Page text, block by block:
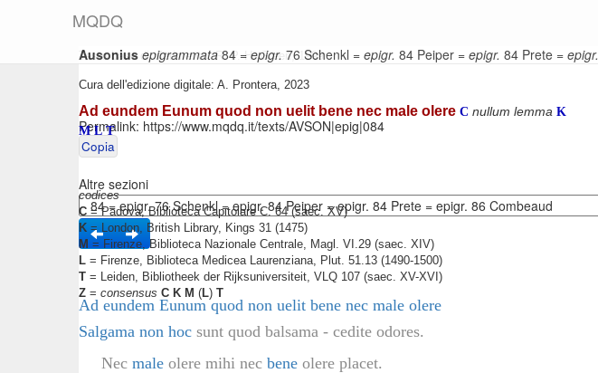
MQDQ
Ausonius epigrammata 84 = epigr. 76 Schenkl = epigr. 84 Peiper = epigr. 84 Prete = epigr.
Testo base di riferimento: R. P. H. Green, 1999
Cura dell'edizione digitale: A. Prontera, 2023
Permalink: https://www.mqdq.it/texts/AVSON|epig|084
Copia
Altre sezioni
Ad eundem Eunum quod non uelit bene nec male olere
Salgama non hoc sunt quod balsama - cedite odores.
Nec male olere mihi nec bene olere placet.
Ad eundem Eunum quod non uelit bene nec male olere C nullum lemma K
M L T
codices
C = Padova, Biblioteca Capitolare C. 64 (saec. XV)
K = London, British Library, Kings 31 (1475)
M = Firenze, Biblioteca Nazionale Centrale, Magl. VI.29 (saec. XIV)
L = Firenze, Biblioteca Medicea Laurenziana, Plut. 51.13 (1490-1500)
T = Leiden, Bibliotheek der Rijksuniversiteit, VLQ 107 (saec. XV-XVI)
Z = consensus C K M (L) T